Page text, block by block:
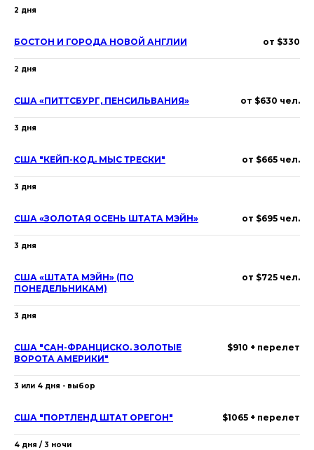
2 дня
БОСТОН И ГОРОДА НОВОЙ АНГЛИИ от $330
2 дня
США «ПИТТСБУРГ, ПЕНСИЛЬВАНИЯ» от $630 чел.
3 дня
США "КЕЙП-КОД. МЫС ТРЕСКИ" от $665 чел.
3 дня
США «ЗОЛОТАЯ ОСЕНЬ ШТАТА МЭЙН» от $695 чел.
3 дня
США «ШТАТА МЭЙН» (ПО
ПОНЕДЕЛЬНИКАМ)
от $725 чел.
3 дня
CША "САН-ФРАНЦИСКО. ЗОЛОТЫЕ
ВОРОТА АМЕРИКИ"
$910 + перелет
3 или 4 дня - выбор
США "ПОРТЛЕНД ШТАТ ОРЕГОН" $1065 + перелет
4 дня / 3 ночи